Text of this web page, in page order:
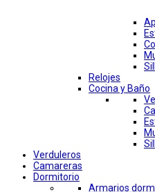
Relojes
Cocina y Baño
Verduleros
Camareras
Dormitorio
Armarios